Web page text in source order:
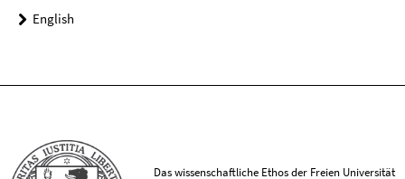
English
Das wissenschaftliche Ethos der Freien Universität